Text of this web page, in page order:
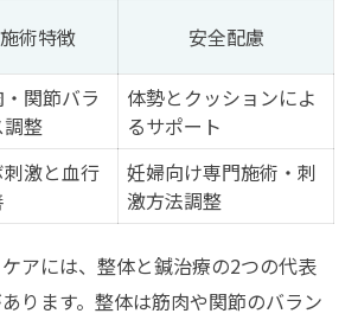
施術特徴 安全配慮
関節バラ
調整
体勢とクッションによ
るサポート
刺激と血行
妊婦向け専門施術・刺
激方法調整
アには、整体と鍼治療の2つの代表
ります。整体は筋肉や関節のバラン